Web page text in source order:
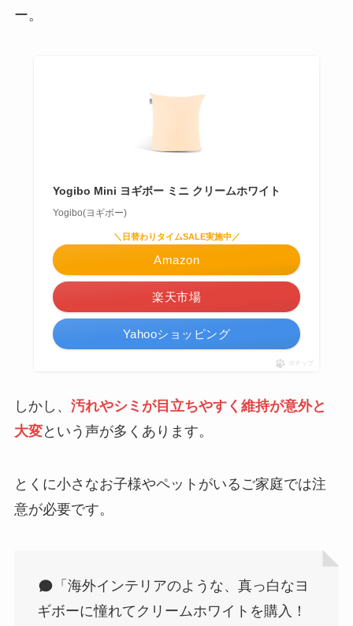
ー。
Yogibo Mini ヨギボー ミニ クリームホワイト
Yogibo(ヨギボー)
＼日替わりタイムSALE実施中／
Amazon
楽天市場
Yahooショッピング
ポチップ
しかし、 汚れやシミが目立ちやすく維持が意外と
大変という声が多くあります。
とくに小さなお子様やペットがいるご家庭では注
意が必要です。
「海外インテリアのような、真っ白なヨ
ギボーに憧れてクリームホワイトを購入！